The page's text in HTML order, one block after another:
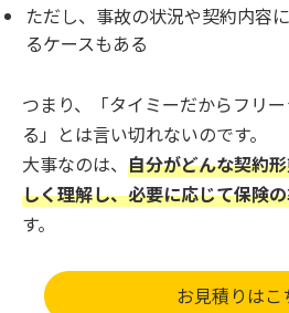
ただし、事故の状況や契約内容
るケースもある
つまり、「タイミーだからフリ
る」とは言い切れないのです。
大事なのは、 自分がどんな契約
しく理解し、必要に応じて保険
す。
お見積りはこ